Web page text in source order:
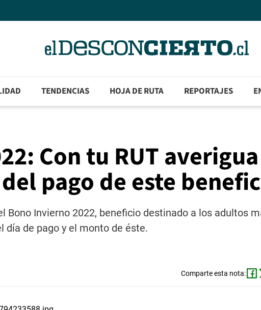
TENDENCIAS HOJA DE RUTA REPORTAJES
Con tu RUT
pago de este
Bono Invierno 2022, beneficio destinado a los adultos
día de pago y el monto de éste.
Comparte esta nota: